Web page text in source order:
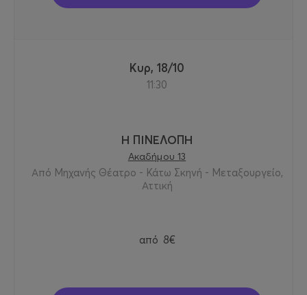
Κυρ, 18/10
11:30
Η ΠΙΝΕΛΟΠΗ
Ακαδήμου 13
Από Μηχανής Θέατρο - Κάτω Σκηνή - Μεταξουργείο,
Αττική
από 8€